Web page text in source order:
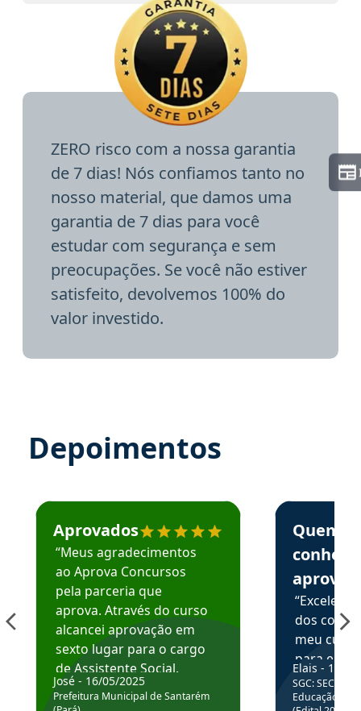
ZERO risco com a nossa garantia
de 7 dias! Nós confiamos tanto no
nosso material, que damos uma
garantia de 7 dias para você
estudar com segurança e sem
preocupações. Se você não estiver
satisfeito, devolvemos 100% do
valor investido.
Depoimentos
Estudante José recomenda o Aprova Concursos em
Aprovados
“Meus agradecimentos
ao Aprova Concursos
pela parceria que
aprova. Através do curso
alcancei aprovação em
sexto lugar para o cargo
de Assistente Social.
Hoje estou atuando na
Prefeitura de Santarém.
José - 16/05/2025
Prefeitura Municipal de Santarém
Estudante
Quem
aprova
dos
meu
para
colocar
através
Elais - 15/
SGC: SEC BA
Educação